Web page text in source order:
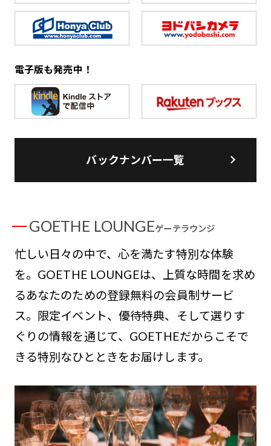
電子版も発売中！
バックナンバー一覧
GOETHE LOUNGEゲーテラウンジ
忙しい日々の中で、心を満たす特別な体験
を。GOETHE LOUNGEは、上質な時間を求め
るあなたのための登録無料の会員制サービ
ス。限定イベント、優待特典、そして選りす
ぐりの情報を通じて、GOETHEだからこそで
きる特別なひとときをお届けします。